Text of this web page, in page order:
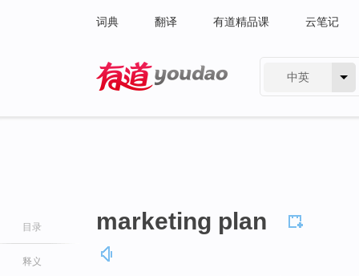
词典 翻译 有道精品课 云笔记
中英
目录
释义
marketing plan